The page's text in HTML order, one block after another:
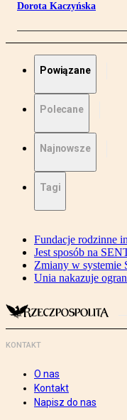
Dorota Kaczyńska
Powiązane
Polecane
Najnowsze
Tagi
Fundacje rodzinne
Jest sposób na
Zmiany w systemie
Unia nakazuje
KONTAKT
O nas
Kontakt
Napisz do nas